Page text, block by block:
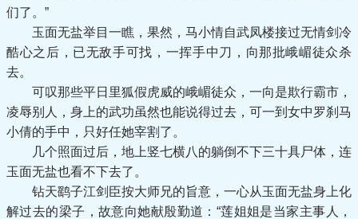
们了。”
玉面无盐举目一瞧，果然，马小情自武凤楼接过无情剑冷
酷心之后，已无敌手可找，一挥手中刀，向那批峨嵋徒众杀
去。
可叹那些平日里狐假虎威的峨嵋徒众，一向是欺行霸市，
凌辱别人，身上的武功虽然也能说得过去，可一到女中罗刹马
小倩的手中，只好任她宰割了。
几个照面过后，地上竖七横八的躺倒不下三十具尸体，连
玉面无盐也看不下去了。
钻天鹞子江剑臣按大师兄的旨意，一心从玉面无盐身上化
解过去的梁子，故意向她献殷勤道：“莲姐姐是当家主事人，